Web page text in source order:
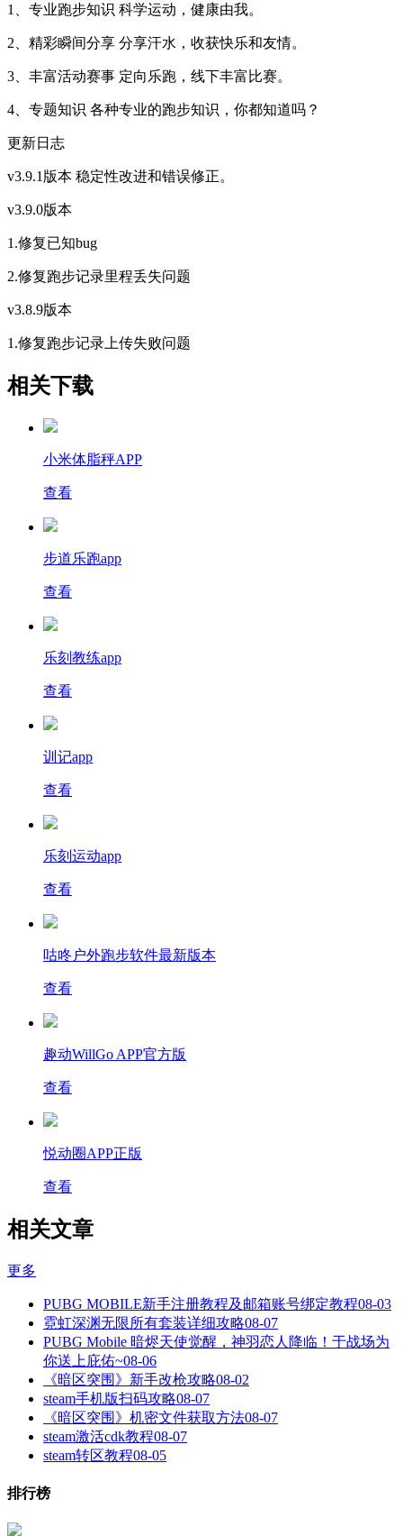
1、专业跑步知识 科学运动，健康由我。
2、精彩瞬间分享 分享汗水，收获快乐和友情。
3、丰富活动赛事 定向乐跑，线下丰富比赛。
4、专题知识 各种专业的跑步知识，你都知道吗？
更新日志
v3.9.1版本 稳定性改进和错误修正。
v3.9.0版本
1.修复已知bug
2.修复跑步记录里程丢失问题
v3.8.9版本
1.修复跑步记录上传失败问题
相关下载
小米体脂秤APP
查看
步道乐跑app
查看
乐刻教练app
查看
训记app
查看
乐刻运动app
查看
咕咚户外跑步软件最新版本
查看
趣动WillGo APP官方版
查看
悦动圈APP正版
查看
相关文章
更多
PUBG MOBILE新手注册教程及邮箱账号绑定教程08-03
霓虹深渊无限所有套装详细攻略08-07
PUBG Mobile 暗烬天使觉醒，神羽恋人降临！于战场为
你送上庇佑~08-06
《暗区突围》新手改枪攻略08-02
steam手机版扫码攻略08-07
《暗区突围》机密文件获取方法08-07
steam激活cdk教程08-07
steam转区教程08-05
排行榜